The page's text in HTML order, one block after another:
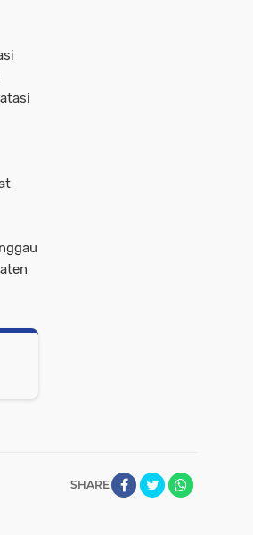
SHARE